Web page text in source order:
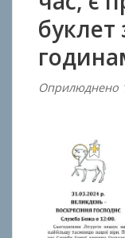
Оприлюднено